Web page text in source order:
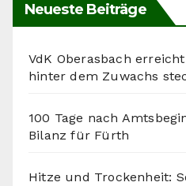
Neueste Beiträge
VdK Oberasbach
hinter dem Zuwachs
100 Tage nach
Bilanz für Fürth
Hitze und Trockenheit: